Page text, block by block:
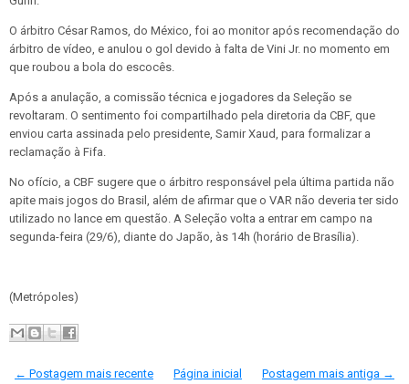
O árbitro César Ramos, do México, foi ao monitor após recomendação do
árbitro de vídeo, e anulou o gol devido à falta de Vini Jr. no momento em
que roubou a bola do escocês.
Após a anulação, a comissão técnica e jogadores da Seleção se
revoltaram. O sentimento foi compartilhado pela diretoria da CBF, que
enviou carta assinada pelo presidente, Samir Xaud, para formalizar a
reclamação à Fifa.
No ofício, a CBF sugere que o árbitro responsável pela última partida não
apite mais jogos do Brasil, além de afirmar que o VAR não deveria ter sido
utilizado no lance em questão. A Seleção volta a entrar em campo na
segunda-feira (29/6), diante do Japão, às 14h (horário de Brasília).
(Metrópoles)
← Postagem mais recente Postagem mais antiga →
Página inicial